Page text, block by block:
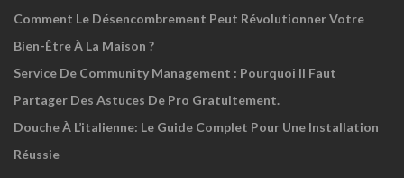
Comment Le Désencombrement Peut Révolutionner Votre
Bien-Être À La Maison ?
Service De Community Management : Pourquoi Il Faut
Partager Des Astuces De Pro Gratuitement.
Douche À L’italienne: Le Guide Complet Pour Une Installation
Réussie